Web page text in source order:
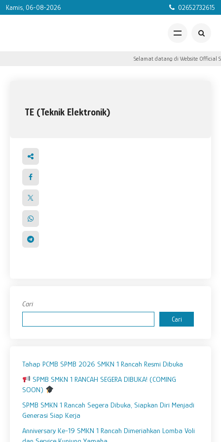
Kamis, 06-08-2026 02652732615
Selamat datang di Website Official
TE (Teknik Elektronik)
Cari
Cari
Tahap PCMB SPMB 2026 SMKN 1 Rancah Resmi Dibuka
SPMB SMKN 1 RANCAH SEGERA DIBUKA! (COMING
SOON)
SPMB SMKN 1 Rancah Segera Dibuka, Siapkan Diri Menjadi
Generasi Siap Kerja
Anniversary Ke-19 SMKN 1 Rancah Dimeriahkan Lomba Voli